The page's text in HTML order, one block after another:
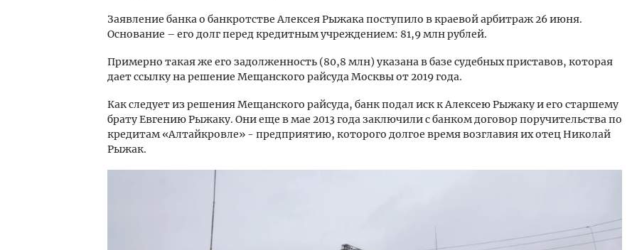
Заявление банка о банкротстве Алексея Рыжака поступило в краевой арбитраж 26 июня.
Основание – его долг перед кредитным учреждением: 81,9 млн рублей.
Примерно такая же его задолженность (80,8 млн) указана в базе судебных приставов, которая
дает ссылку на решение Мещанского райсуда Москвы от 2019 года.
Как следует из решения Мещанского райсуда, банк подал иск к Алексею Рыжаку и его старшему
брату Евгению Рыжаку. Они еще в мае 2013 года заключили с банком договор поручительства по
кредитам «Алтайкровле» - предприятию, которого долгое время возглавия их отец Николай
Рыжак.